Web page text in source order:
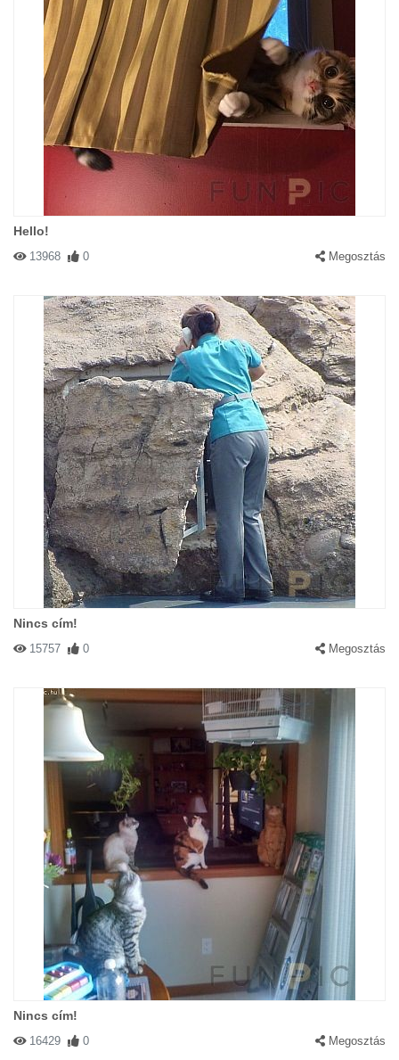
Hello!
13968 0 Megosztás
Nincs cím!
15757 0 Megosztás
Nincs cím!
16429 0 Megosztás